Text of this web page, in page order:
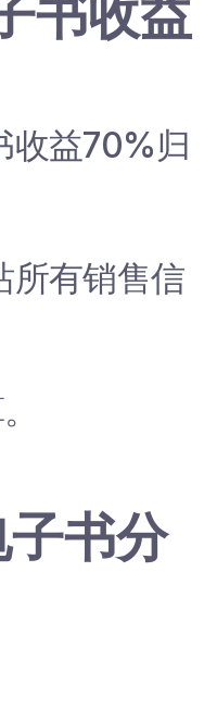
书收益
收益70%归
所有销售信
书分